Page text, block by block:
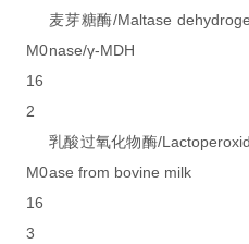
M0
16
2
麦芽糖酶/Maltase dehydroge
nase/γ-MDH
M0
16
3
乳酸过氧化物酶/Lactoperoxid
ase from bovine milk